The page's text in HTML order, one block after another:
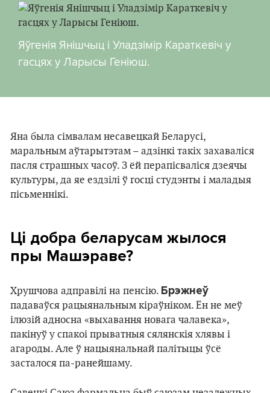
Яўгенія Янішчыц і Уладзімір Караткевіч у
гасцях у Ларысы Геніюш.
Яна была сімвалам несавецкай Беларусі,
маральным аўтарытэтам – адзінкі такіх захаваліся
пасля страшных часоў. З ёй перапісваліся дзеячы
культуры, да яе ездзілі ў госці студэнты і маладыя
пісьменнікі.
Ці добра беларусам жылося
пры Машэраве?
Хрушчова адправілі на пенсію. Брэжнеў
падаваўся рацыянальным кіраўніком. Ён не меў
ілюзій адносна «выхавання новага чалавека»,
пакінуў у спакоі прыватныя сялянскія хлявы і
агароды. Але ў нацыянальнай палітыцы ўсё
засталося па-ранейшаму.